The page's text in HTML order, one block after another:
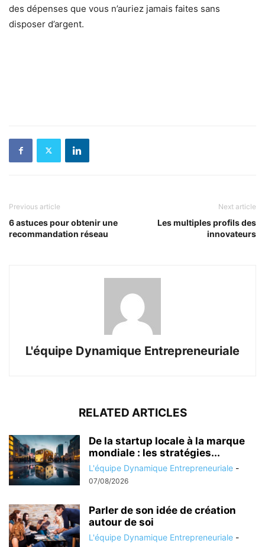
des dépenses que vous n’auriez jamais faites sans
disposer d’argent.
Previous article
6 astuces pour obtenir une
recommandation réseau
Next article
Les multiples profils des
innovateurs
L'équipe Dynamique Entrepreneuriale
RELATED ARTICLES
De la startup locale à la marque
mondiale : les stratégies...
L'équipe Dynamique Entrepreneuriale -
07/08/2026
Parler de son idée de création
autour de soi
L'équipe Dynamique Entrepreneuriale -